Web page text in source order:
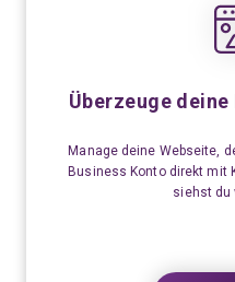
Überzeuge deine
Manage deine Webseite,
Business Konto direkt mit
siehst du